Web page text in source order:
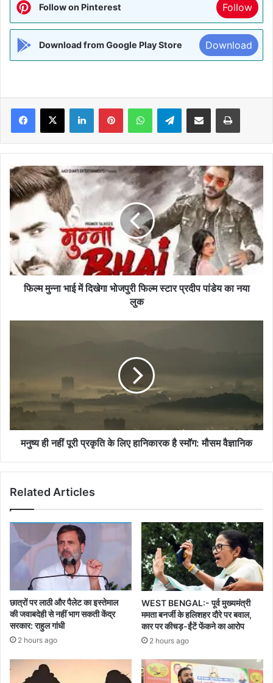
Follow on Pinterest Follow
Download from Google Play Store Download
Facebook
X LinkedInPinterestWhatsAppTelegramShare via Email Print
फिल्म
मुन्ना
भाई
में
भोजपुरी
फिल्म
स्टार
प्रदीप
पांडेयफिल्म मुन्ना भाई में दिखेगा भोजपुरी फिल्म स्टार प्रदीप पांडेय का नया
लुक
लिए
हानिकारक
है
स्मॉग:मनुष्य ही नहीं पूरी प्रकृति के लिए हानिकारक है स्मॉग: मौसम वैज्ञानिक
Related Articles
छात्रों पर लाठी और पैलेट का इस्तेमाल
की जवाबदेही से नहीं भाग सकती केंद्र
सरकार: राहुल गांधी
2 hours ago
WEST BENGAL:- पूर्व मुख्यमंत्री
ममता बनर्जी के हलिशहर दौरे पर बवाल,
कार पर कीचड़-ईंटें फेंकने का आरोप
2 hours ago